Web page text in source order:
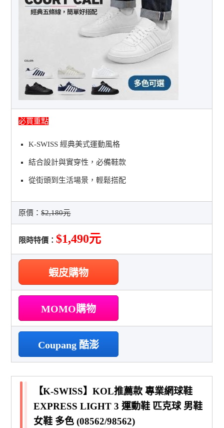
必買重點
K-SWISS 經典美式運動風格
結合設計與實穿性，必備鞋款
從街頭到生活場景，輕鬆搭配
原價：$2,180元
限時特價：$1,490元
蝦皮購物
MOMO購物
Coupang 酷澎
【K-SWISS】KOL推薦款 專業網球鞋
EXPRESS LIGHT 3 運動鞋 匹克球 男鞋
女鞋 多色 (08562/98562)